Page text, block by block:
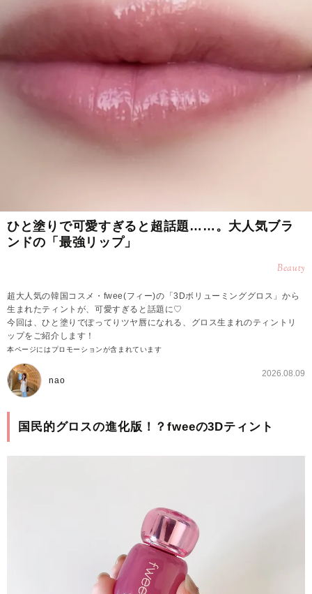
ひと塗りで可愛すぎると超話題……。大人気ブラ
ンドの「最強リップ」
Beauty
超大人気の韓国コスメ・fwee(フィー)の「3Dボリューミンググロス」から
生まれたティントが、可愛すぎると話題に♡
今回は、ひと塗りでぽってりツヤ唇になれる、グロス生まれのティントリ
ップをご紹介します！
本ページにはプロモーションが含まれています
nao
2026.08.09
国民的グロスの進化版！？fweeの3Dティント